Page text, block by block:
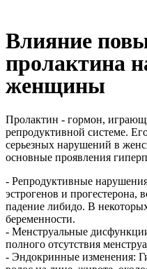
Влияние
пролактина
женщины
Пролактин - гормон,
репродуктивной системе.
серьезных нарушений в
основные проявления
- Репродуктивные
эстрогенов и прогестерона,
падение либидо. В
беременности.
- Менструальные
полного отсутствия
- Эндокринные изменения: